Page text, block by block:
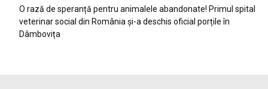
O rază de speranță pentru animalele abandonate! Primul spital
veterinar social din România și-a deschis oficial porțile în
Dâmbovița